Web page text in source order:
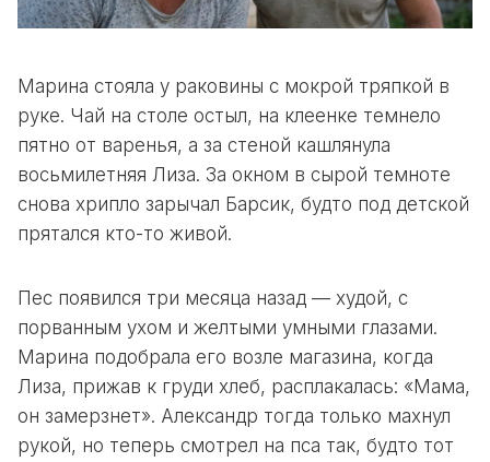
Марина стояла у раковины с мокрой тряпкой в
руке. Чай на столе остыл, на клеенке темнело
пятно от варенья, а за стеной кашлянула
восьмилетняя Лиза. За окном в сырой темноте
снова хрипло зарычал Барсик, будто под детской
прятался кто-то живой.
Пес появился три месяца назад — худой, с
порванным ухом и желтыми умными глазами.
Марина подобрала его возле магазина, когда
Лиза, прижав к груди хлеб, расплакалась: «Мама,
он замерзнет». Александр тогда только махнул
рукой, но теперь смотрел на пса так, будто тот